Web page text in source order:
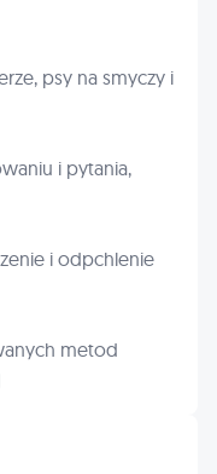
psy na smyczy i
i pytania,
i odpchlenie
metod